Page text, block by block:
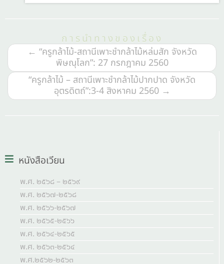
การนำทางของเรื่อง
← “ครูกล้าไม้-สถานีเพาะชำกล้าไม้หล่มสัก จังหวัด
พิษณุโลก”: 27 กรกฎาคม 2560
“ครูกล้าไม้ – สถานีเพาะชำกล้าไม้ปากปาด จังหวัด
อุตรดิตถ์”:3-4 สิงหาคม 2560 →
หนังสือเวียน
พ.ศ. ๒๕๖๘ – ๒๕๖๙
พ.ศ. ๒๕๖๗-๒๕๖๘
พ.ศ. ๒๕๖๖-๒๕๖๗
พ.ศ. ๒๕๖๕-๒๕๖๖
พ.ศ. ๒๕๖๔-๒๕๖๕
พ.ศ. ๒๕๖๓-๒๕๖๔
พ.ศ.๒๕๖๒-๒๕๖๓